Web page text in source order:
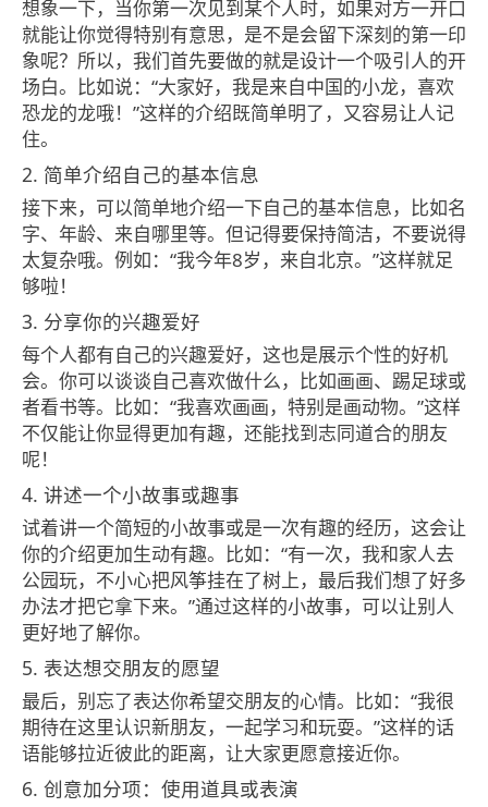
想象一下，当你第一次见到某个人时，如果对方一开口
就能让你觉得特别有意思，是不是会留下深刻的第一印
象呢？所以，我们首先要做的就是设计一个吸引人的开
场白。比如说：“大家好，我是来自中国的小龙，喜欢
恐龙的龙哦！”这样的介绍既简单明了，又容易让人记
住。
2. 简单介绍自己的基本信息
接下来，可以简单地介绍一下自己的基本信息，比如名
字、年龄、来自哪里等。但记得要保持简洁，不要说得
太复杂哦。例如：“我今年8岁，来自北京。”这样就足
够啦！
3. 分享你的兴趣爱好
每个人都有自己的兴趣爱好，这也是展示个性的好机
会。你可以谈谈自己喜欢做什么，比如画画、踢足球或
者看书等。比如：“我喜欢画画，特别是画动物。”这样
不仅能让你显得更加有趣，还能找到志同道合的朋友
呢！
4. 讲述一个小故事或趣事
试着讲一个简短的小故事或是一次有趣的经历，这会让
你的介绍更加生动有趣。比如：“有一次，我和家人去
公园玩，不小心把风筝挂在了树上，最后我们想了好多
办法才把它拿下来。”通过这样的小故事，可以让别人
更好地了解你。
5. 表达想交朋友的愿望
最后，别忘了表达你希望交朋友的心情。比如：“我很
期待在这里认识新朋友，一起学习和玩耍。”这样的话
语能够拉近彼此的距离，让大家更愿意接近你。
6. 创意加分项：使用道具或表演